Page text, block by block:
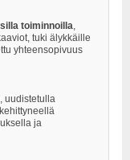
toiminnoilla
tuki älykkäille
yhteensopivuus
uudistetulla
ja